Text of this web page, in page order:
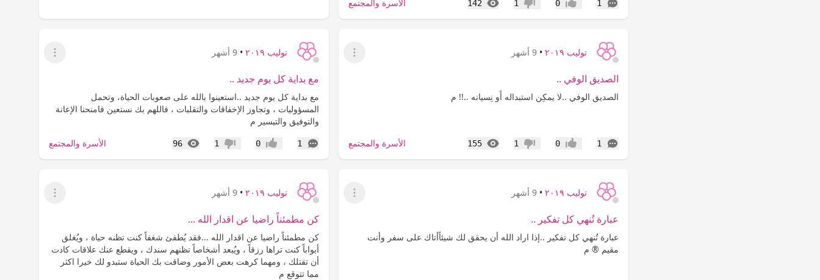
1 إعجاب0 عدم إعجاب
1
142 الأسرة والمجتمع
توليب ٢٠١٩ • 9 أشهر
عرض القائمة
الصديق الوفي ..
‏الصديق الوفي ..‏لا يمكِن استبداله أَو نِسيانه ..!! م
1
التعليقات إعجاب0 عدم إعجاب
1
155
المشاهدات الأسرة والمجتمع
توليب ٢٠١٩ • 9 أشهر
عرض القائمة
مع بداية كل يوم جديد ..
‏مع بداية كل يوم جديد ..‏استعينوا بالله على صعوبات الحياة، وتحمل
المسؤوليات ، وتجاوز الإخفاقات والتقلبات ، فاللهم بك نستعين فامنحنا الإعانة
والتوفيق والتيسير م
1
التعليقات إعجاب0 عدم إعجاب
1
96
المشاهدات الأسرة والمجتمع
توليب ٢٠١٩ • 9 أشهر
عرض القائمة
عبارة تُنهي كل تفكير ..
‏عبارة تُنهي كل تفكير ..‏إذا اراد الله أن يحقق لك شيئاً‏أتاك على سفر وأنت
مقيم ®️ م
توليب ٢٠١٩ • 9 أشهر
عرض القائمة
كن مطمئناً راضيا عن اقدار الله ...
‏كن مطمئناً راضيا عن اقدار الله ...‏فقد يُطفئ شغفاً كنت تظنه حياة ، ويُغلق
أبواباً كنت تراها رزقاً ، ويُبعد أشخاصاً تظنهم سندك ، ويقطع عنك علاقات كادت
أن تقتلك ، ومهما كرهت بعض الأمور وضاقت بك الحياة ستبدو لك خيرا اكثر
مما تتوقع م